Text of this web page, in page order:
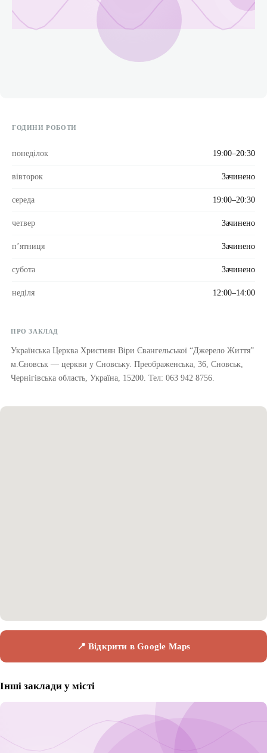
ГОДИНИ РОБОТИ
понеділок 19:00–20:30
вівторок Зачинено
середа 19:00–20:30
четвер Зачинено
пʼятниця Зачинено
субота Зачинено
неділя 12:00–14:00
ПРО ЗАКЛАД
Українська Церква Християн Віри Євангельської “Джерело Життя”
м.Сновськ — церкви у Сновську. Преображенська, 36, Сновськ,
Чернігівська область, Україна, 15200. Тел: 063 942 8756.
📍 Відкрити в Google Maps
Інші заклади у місті